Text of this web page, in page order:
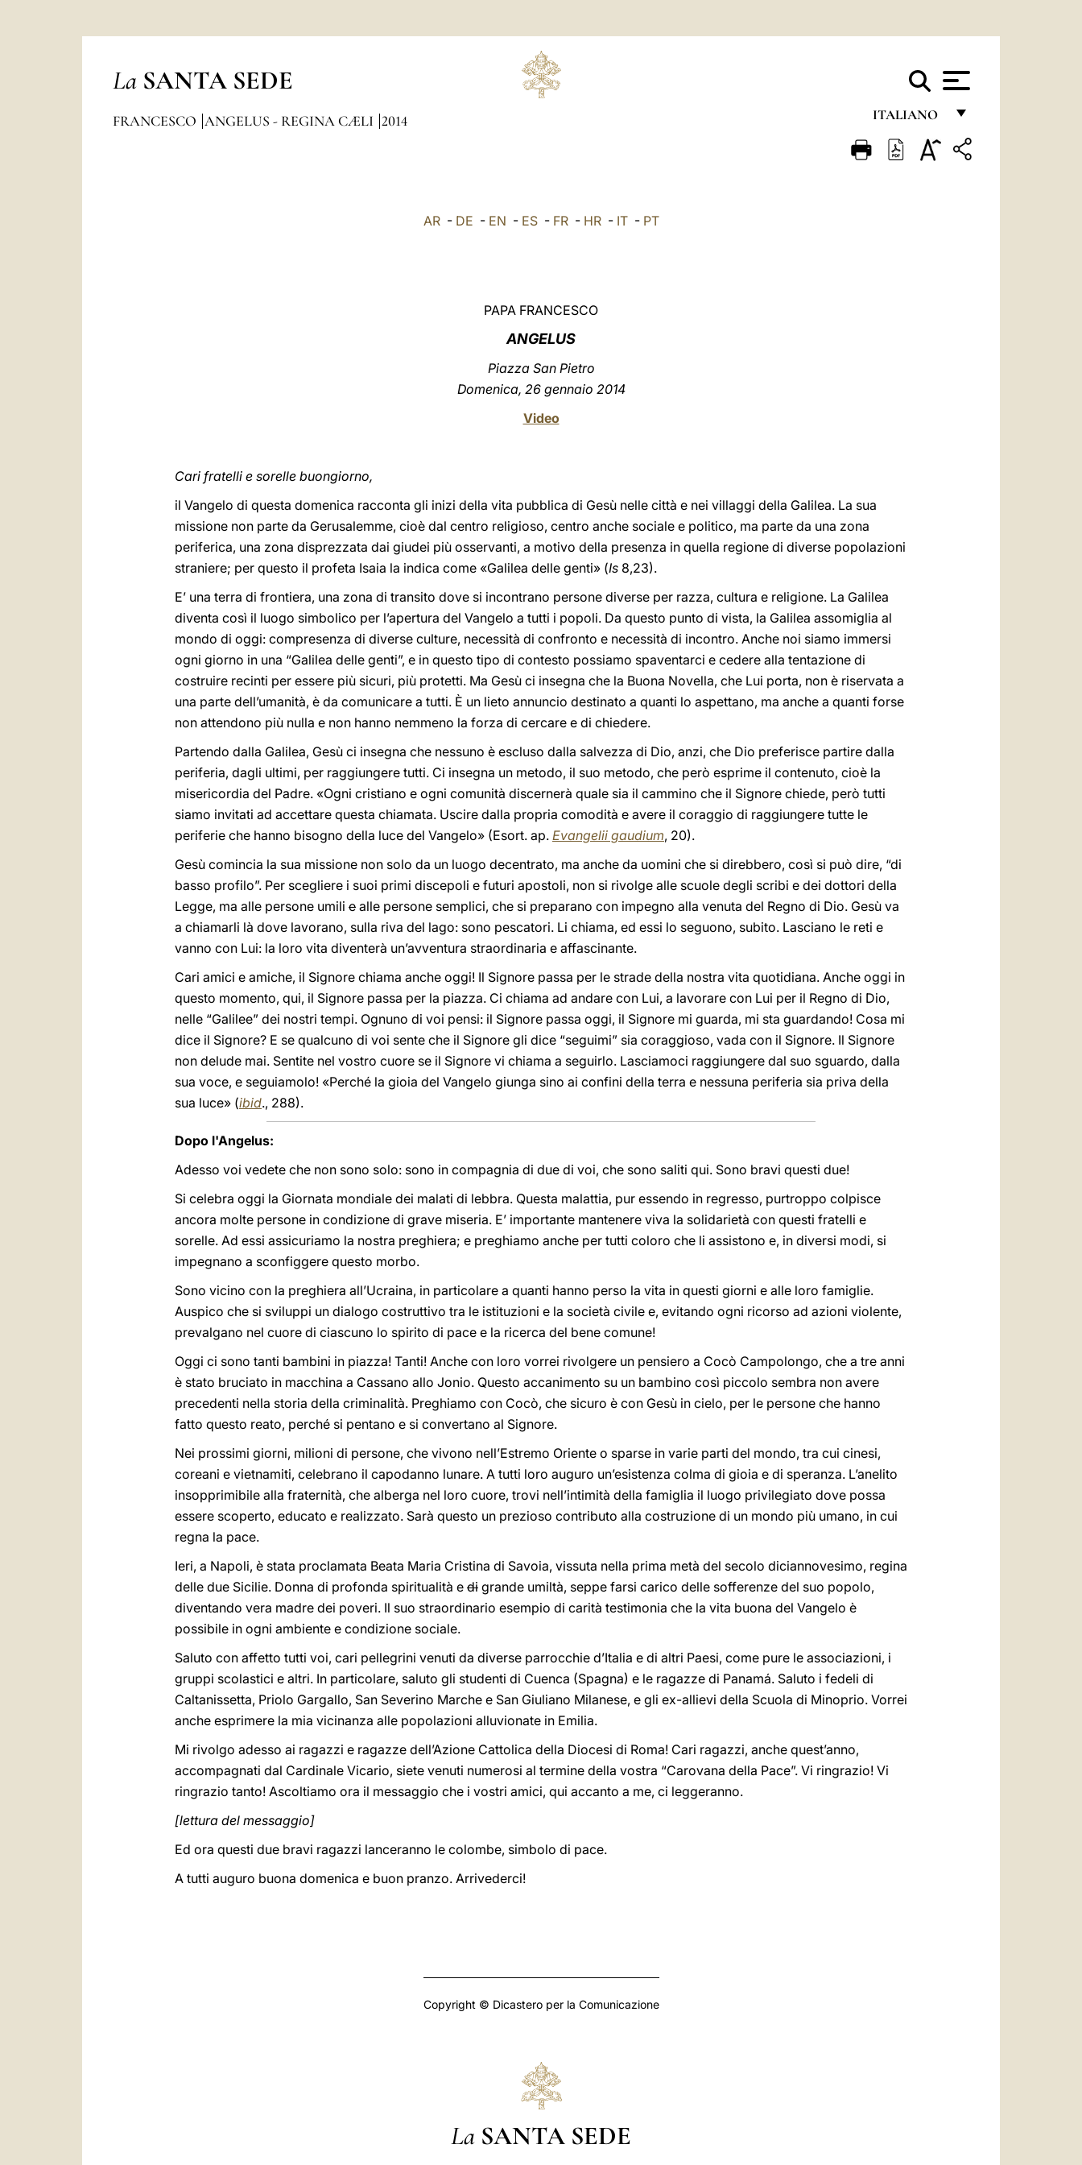
La SANTA SEDE
ITALIANO
FRANÇAIS
FRANCESCO ANGELUS - REGINA CÆLI 2014
AR- DE - EN - ES- FR- HR- IT- PT
PAPA FRANCESCO
ANGELUS
Piazza San Pietro
Domenica, 26 gennaio 2014
Video
Cari fratelli e sorelle buongiorno,
il Vangelo di questa domenica racconta gli inizi della vita pubblica di Gesù nelle città e nei villaggi della Galilea. La sua
missione non parte da Gerusalemme, cioè dal centro religioso, centro anche sociale e politico, ma parte da una zona
periferica, una zona disprezzata dai giudei più osservanti, a motivo della presenza in quella regione di diverse popolazioni
straniere; per questo il profeta Isaia la indica come «Galilea delle genti» (Is 8,23).
E’ una terra di frontiera, una zona di transito dove si incontrano persone diverse per razza, cultura e religione. La Galilea
diventa così il luogo simbolico per l’apertura del Vangelo a tutti i popoli. Da questo punto di vista, la Galilea assomiglia al
mondo di oggi: compresenza di diverse culture, necessità di confronto e necessità di incontro. Anche noi siamo immersi
ogni giorno in una “Galilea delle genti”, e in questo tipo di contesto possiamo spaventarci e cedere alla tentazione di
costruire recinti per essere più sicuri, più protetti. Ma Gesù ci insegna che la Buona Novella, che Lui porta, non è riservata a
una parte dell’umanità, è da comunicare a tutti. È un lieto annuncio destinato a quanti lo aspettano, ma anche a quanti forse
non attendono più nulla e non hanno nemmeno la forza di cercare e di chiedere.
Partendo dalla Galilea, Gesù ci insegna che nessuno è escluso dalla salvezza di Dio, anzi, che Dio preferisce partire dalla
periferia, dagli ultimi, per raggiungere tutti. Ci insegna un metodo, il suo metodo, che però esprime il contenuto, cioè la
misericordia del Padre. «Ogni cristiano e ogni comunità discernerà quale sia il cammino che il Signore chiede, però tutti
siamo invitati ad accettare questa chiamata. Uscire dalla propria comodità e avere il coraggio di raggiungere tutte le
periferie che hanno bisogno della luce del Vangelo» (Esort. ap. Evangelii gaudium, 20).
Gesù comincia la sua missione non solo da un luogo decentrato, ma anche da uomini che si direbbero, così si può dire, “di
basso profilo”. Per scegliere i suoi primi discepoli e futuri apostoli, non si rivolge alle scuole degli scribi e dei dottori della
Legge, ma alle persone umili e alle persone semplici, che si preparano con impegno alla venuta del Regno di Dio. Gesù va
a chiamarli là dove lavorano, sulla riva del lago: sono pescatori. Li chiama, ed essi lo seguono, subito. Lasciano le reti e
vanno con Lui: la loro vita diventerà un’avventura straordinaria e affascinante.
Cari amici e amiche, il Signore chiama anche oggi! Il Signore passa per le strade della nostra vita quotidiana. Anche oggi in
questo momento, qui, il Signore passa per la piazza. Ci chiama ad andare con Lui, a lavorare con Lui per il Regno di Dio,
nelle “Galilee” dei nostri tempi. Ognuno di voi pensi: il Signore passa oggi, il Signore mi guarda, mi sta guardando! Cosa mi
dice il Signore? E se qualcuno di voi sente che il Signore gli dice “seguimi” sia coraggioso, vada con il Signore. Il Signore
non delude mai. Sentite nel vostro cuore se il Signore vi chiama a seguirlo. Lasciamoci raggiungere dal suo sguardo, dalla
sua voce, e seguiamolo! «Perché la gioia del Vangelo giunga sino ai confini della terra e nessuna periferia sia priva della
sua luce» (ibid., 288).
Dopo l'Angelus:
Adesso voi vedete che non sono solo: sono in compagnia di due di voi, che sono saliti qui. Sono bravi questi due!
Si celebra oggi la Giornata mondiale dei malati di lebbra. Questa malattia, pur essendo in regresso, purtroppo colpisce
ancora molte persone in condizione di grave miseria. E’ importante mantenere viva la solidarietà con questi fratelli e
sorelle. Ad essi assicuriamo la nostra preghiera; e preghiamo anche per tutti coloro che li assistono e, in diversi modi, si
impegnano a sconfiggere questo morbo.
Sono vicino con la preghiera all’Ucraina, in particolare a quanti hanno perso la vita in questi giorni e alle loro famiglie.
Auspico che si sviluppi un dialogo costruttivo tra le istituzioni e la società civile e, evitando ogni ricorso ad azioni violente,
prevalgano nel cuore di ciascuno lo spirito di pace e la ricerca del bene comune!
Oggi ci sono tanti bambini in piazza! Tanti! Anche con loro vorrei rivolgere un pensiero a Cocò Campolongo, che a tre anni
è stato bruciato in macchina a Cassano allo Jonio. Questo accanimento su un bambino così piccolo sembra non avere
precedenti nella storia della criminalità. Preghiamo con Cocò, che sicuro è con Gesù in cielo, per le persone che hanno
fatto questo reato, perché si pentano e si convertano al Signore.
Nei prossimi giorni, milioni di persone, che vivono nell’Estremo Oriente o sparse in varie parti del mondo, tra cui cinesi,
coreani e vietnamiti, celebrano il capodanno lunare. A tutti loro auguro un’esistenza colma di gioia e di speranza. L’anelito
insopprimibile alla fraternità, che alberga nel loro cuore, trovi nell’intimità della famiglia il luogo privilegiato dove possa
essere scoperto, educato e realizzato. Sarà questo un prezioso contributo alla costruzione di un mondo più umano, in cui
regna la pace.
Ieri, a Napoli, è stata proclamata Beata Maria Cristina di Savoia, vissuta nella prima metà del secolo diciannovesimo, regina
delle due Sicilie. Donna di profonda spiritualità e di grande umiltà, seppe farsi carico delle sofferenze del suo popolo,
diventando vera madre dei poveri. Il suo straordinario esempio di carità testimonia che la vita buona del Vangelo è
possibile in ogni ambiente e condizione sociale.
Saluto con affetto tutti voi, cari pellegrini venuti da diverse parrocchie d’Italia e di altri Paesi, come pure le associazioni, i
gruppi scolastici e altri. In particolare, saluto gli studenti di Cuenca (Spagna) e le ragazze di Panamá. Saluto i fedeli di
Caltanissetta, Priolo Gargallo, San Severino Marche e San Giuliano Milanese, e gli ex-allievi della Scuola di Minoprio. Vorrei
anche esprimere la mia vicinanza alle popolazioni alluvionate in Emilia.
Mi rivolgo adesso ai ragazzi e ragazze dell’Azione Cattolica della Diocesi di Roma! Cari ragazzi, anche quest’anno,
accompagnati dal Cardinale Vicario, siete venuti numerosi al termine della vostra “Carovana della Pace”. Vi ringrazio! Vi
ringrazio tanto! Ascoltiamo ora il messaggio che i vostri amici, qui accanto a me, ci leggeranno.
[lettura del messaggio]
Ed ora questi due bravi ragazzi lanceranno le colombe, simbolo di pace.
A tutti auguro buona domenica e buon pranzo. Arrivederci!
Copyright © Dicastero per la Comunicazione
La SANTA SEDE